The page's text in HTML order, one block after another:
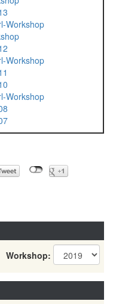
Workshop
Workshop
Workshop
Workshop: